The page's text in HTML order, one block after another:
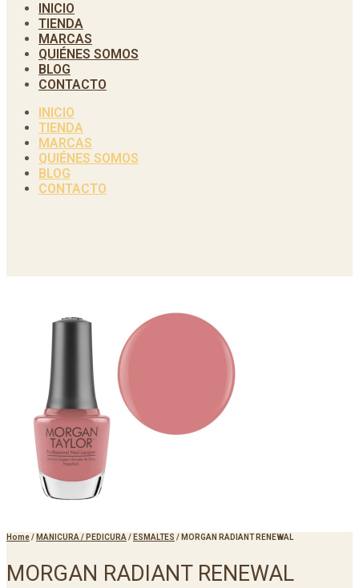
INICIO
TIENDA
MARCAS
QUIÉNES SOMOS
BLOG
CONTACTO
INICIO
TIENDA
MARCAS
QUIÉNES SOMOS
BLOG
CONTACTO
Home/ MANICURA / PEDICURA / ESMALTES / MORGAN RADIANT RENEWAL
MORGAN RADIANT RENEWAL